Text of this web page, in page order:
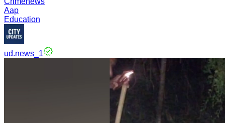
Aap
Education
ud.news_1